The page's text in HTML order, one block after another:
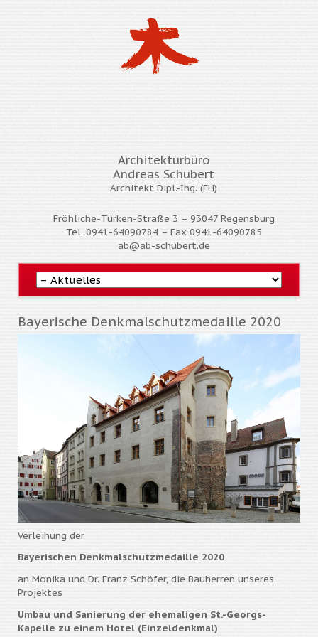
Architekturbüro
Andreas Schubert
Architekt Dipl.-Ing. (FH)
Fröhliche-Türken-Straße 3 – 93047 Regensburg
Tel. 0941-64090784 – Fax 0941-64090785
ab@ab-schubert.de
Navigation
überspringen
Bayerische Denkmalschutzmedaille 2020
Verleihung der
Bayerischen Denkmalschutzmedaille 2020
an Monika und Dr. Franz Schöfer, die Bauherren unseres
Projektes
Umbau und Sanierung der ehemaligen St.-Georgs-
Kapelle zu einem Hotel (Einzeldenkmal)